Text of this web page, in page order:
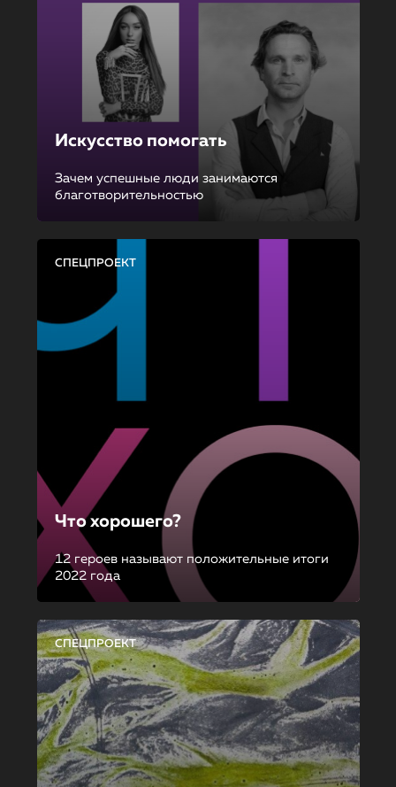
Искусство помогать
Зачем успешные люди занимаются
благотворительностью
СПЕЦПРОЕКТ
Что хорошего?
12 героев называют положительные итоги
2022 года
СПЕЦПРОЕКТ